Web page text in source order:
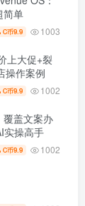
简单
C币9.9 1003
上大促+裂
操作案例
C币9.9 1002
盖文案办
实操高手
C币9.9 1002